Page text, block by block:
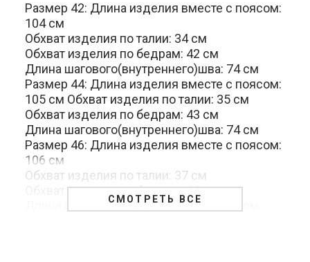
Размер 42: Длина изделия вместе с поясом:
104 см
Обхват изделия по талии: 34 см
Обхват изделия по бедрам: 42 см
Длина шагового(внутреннего)шва: 74 см
Размер 44: Длина изделия вместе с поясом:
105 см Обхват изделия по талии: 35 см
Обхват изделия по бедрам: 43 см
Длина шагового(внутреннего)шва: 74 см
Размер 46: Длина изделия вместе с поясом:
106 см
Обхват изделия по талии: 37 см
Обхват изделия по бедрам: 46 см
Длина шагового(внутреннего)шва: 74 см
СМОТРЕТЬ ВСЕ